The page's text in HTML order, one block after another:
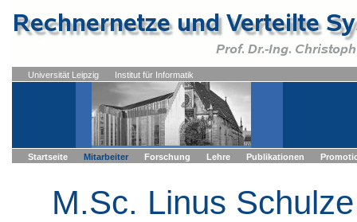
Universität Leipzig Institut für Informatik
Startseite Mitarbeiter Forschung Lehre Publikationen
M.Sc. Linus Schulze